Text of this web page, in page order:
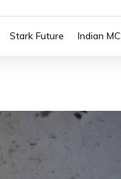
Stark Future Indian MC